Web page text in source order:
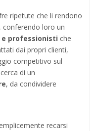
ripetute che li rendono
, conferendo loro un
e professionisti che
dai propri clienti,
competitivo sul
di un
, da condividere
recarsi